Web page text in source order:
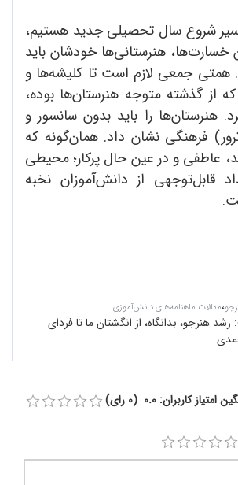
شروع سال تحصیلی جدید هستیم،
خسارت‌ها، هنرستانی‌ها خودشان باید
همتی جمعی لازم است تا کلیشه‌ها و
از گذشته متوجه هنرستان‌ها بوده،
هنرستان‌ها را باید بدون سانسور و
فرهنگی نشان داد. همان‌گونه که
عاطفی و در عین حال پرکار؛ محیطی
قابل‌توجهی از دانش‌آموزان نخبه
،مقالات ماهنامه‌های دانش‌آموزی
رشد هنرجو، بدانگاه، از انگشتان ما تا فردای
امتیاز کاربران: 0.0 (0 رای)